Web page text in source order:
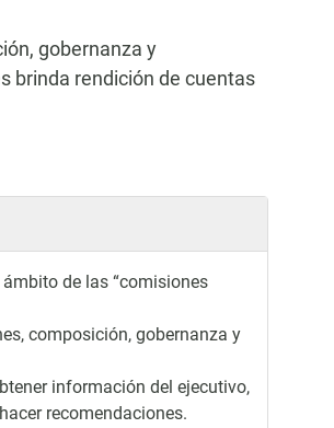
gobernanza y
brinda rendición de cuentas
de las “comisiones
composición, gobernanza y
información del ejecutivo,
recomendaciones.